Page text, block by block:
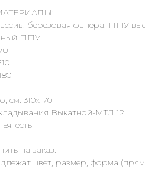
березовая фанера, ППУ
ППУ
см: 310х170
Выкатной-МТД 12
есть
на заказ.
цвет, размер, форма